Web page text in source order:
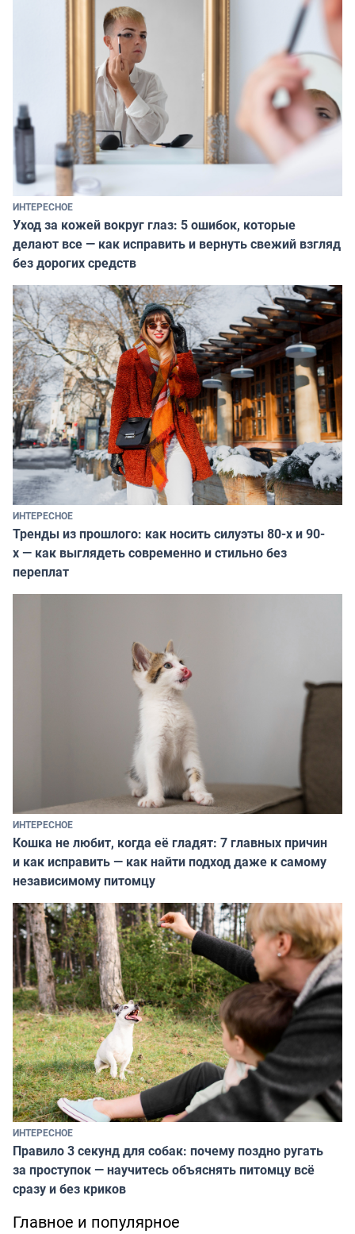
ИНТЕРЕСНОЕ
Уход за кожей вокруг глаз: 5 ошибок, которые
делают все — как исправить и вернуть свежий взгляд
без дорогих средств
ИНТЕРЕСНОЕ
Тренды из прошлого: как носить силуэты 80-х и 90-
х — как выглядеть современно и стильно без
переплат
ИНТЕРЕСНОЕ
Кошка не любит, когда её гладят: 7 главных причин
и как исправить — как найти подход даже к самому
независимому питомцу
ИНТЕРЕСНОЕ
Правило 3 секунд для собак: почему поздно ругать
за проступок — научитесь объяснять питомцу всё
сразу и без криков
Главное и популярное